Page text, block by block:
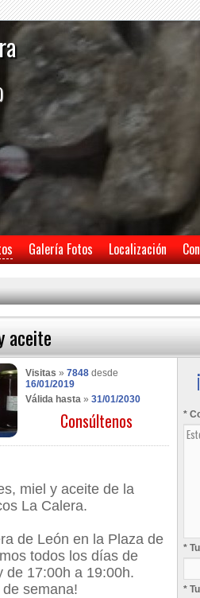
Galería Fotos Localización
aceite
Visitas » 7848 desde
16/01/2019
Válida hasta » 31/01/2030
Consúltenos
miel y aceite de la
La Calera.
de León en la Plaza de
todos los días de
de 17:00h a 19:00h.
de semana!
*
*
*